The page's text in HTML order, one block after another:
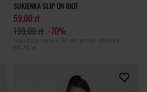
SUKIENKA SLIP ON RIOT
59,00 zł
199,00 zł -70%
Najniższa cena z 30 dni przed obniżką
59,70 zł